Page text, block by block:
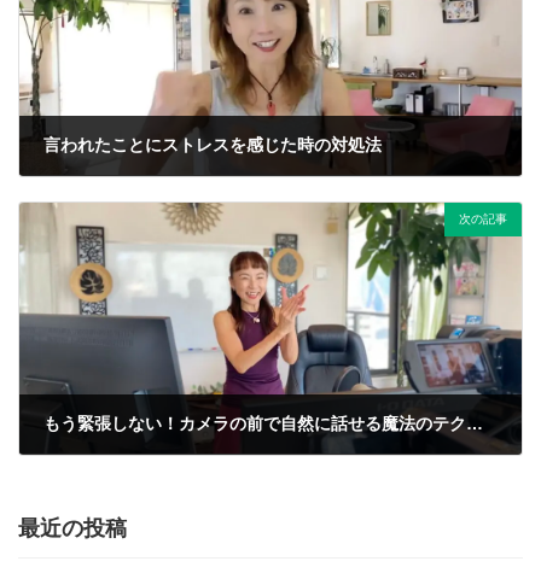
言われたことにストレスを感じた時の対処法
次の記事
もう緊張しない！カメラの前で自然に話せる魔法のテクニック3選
最近の投稿